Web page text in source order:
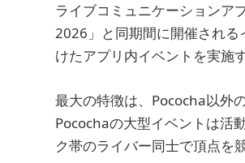
ライブコミュニケーションア
2026」と同期間に開催され
けたアプリ内イベントを実施
最大の特徴は、Pococha以外
Pocochaの大型イベントは活
ク帯のライバー同士で頂点を